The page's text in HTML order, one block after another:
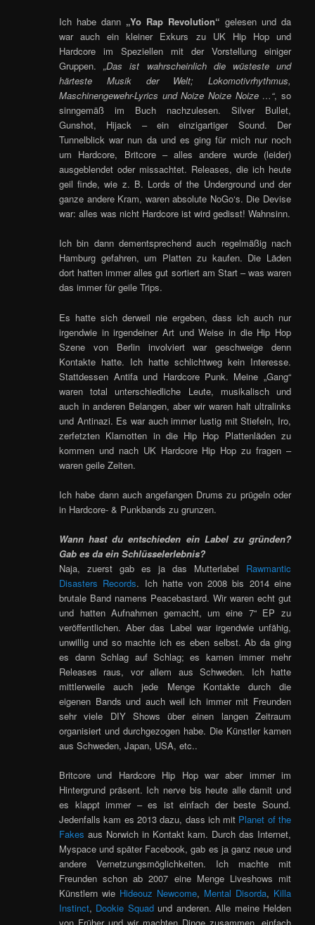
Ich habe dann „Yo Rap Revolution“ gelesen und da
war auch ein kleiner Exkurs zu UK Hip Hop und
Hardcore im Speziellen mit der Vorstellung einiger
Gruppen.„Das ist wahrscheinlich die wüsteste und
härteste Musik der Welt; Lokomotivrhythmus,
Maschinengewehr-Lyrics und Noize Noize Noize …“, so
sinngemäß im Buch nachzulesen. Silver Bullet,
Gunshot, Hijack – ein einzigartiger Sound. Der
Tunnelblick war nun da und es ging für mich nur noch
um Hardcore, Britcore – alles andere wurde (leider)
ausgeblendet oder missachtet. Releases, die ich heute
geil finde, wie z. B. Lords of the Underground und der
ganze andere Kram, waren absolute NoGo‘s. Die Devise
war: alles was nicht Hardcore ist wird gedisst! Wahnsinn.
Ich bin dann dementsprechend auch regelmäßig nach
Hamburg gefahren, um Platten zu kaufen. Die Läden
dort hatten immer alles gut sortiert am Start – was waren
das immer für geile Trips.
Es hatte sich derweil nie ergeben, dass ich auch nur
irgendwie in irgendeiner Art und Weise in die Hip Hop
Szene von Berlin involviert war geschweige denn
Kontakte hatte. Ich hatte schlichtweg kein Interesse.
Stattdessen Antifa und Hardcore Punk. Meine „Gang“
waren total unterschiedliche Leute, musikalisch und
auch in anderen Belangen, aber wir waren halt ultralinks
und Antinazi. Es war auch immer lustig mit Stiefeln, Iro,
zerfetzten Klamotten in die Hip Hop Plattenläden zu
kommen und nach UK Hardcore Hip Hop zu fragen –
waren geile Zeiten.
Ich habe dann auch angefangen Drums zu prügeln oder
in Hardcore- & Punkbands zu grunzen.
Wann hast du entschieden ein Label zu gründen?
Gab es da ein Schlüsselerlebnis?
Naja, zuerst gab es ja das Mutterlabel Rawmantic
Disasters Records. Ich hatte von 2008 bis 2014 eine
brutale Band namens Peacebastard. Wir waren echt gut
und hatten Aufnahmen gemacht, um eine 7“ EP zu
veröffentlichen. Aber das Label war irgendwie unfähig,
unwillig und so machte ich es eben selbst. Ab da ging
es dann Schlag auf Schlag; es kamen immer mehr
Releases raus, vor allem aus Schweden. Ich hatte
mittlerweile auch jede Menge Kontakte durch die
eigenen Bands und auch weil ich immer mit Freunden
sehr viele DIY Shows über einen langen Zeitraum
organisiert und durchgezogen habe. Die Künstler kamen
aus Schweden, Japan, USA, etc..
Britcore und Hardcore Hip Hop war aber immer im
Hintergrund präsent. Ich nerve bis heute alle damit und
es klappt immer – es ist einfach der beste Sound.
Jedenfalls kam es 2013 dazu, dass ich mit Planet of the
Fakes aus Norwich in Kontakt kam. Durch das Internet,
Myspace und später Facebook, gab es ja ganz neue und
andere Vernetzungsmöglichkeiten. Ich machte mit
Freunden schon ab 2007 eine Menge Liveshows mit
Künstlern wie Hideouz Newcome, Mental Disorda, Killa
Instinct, Dookie Squadund anderen. Alle meine Helden